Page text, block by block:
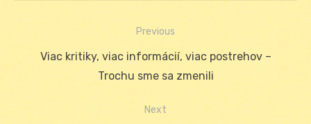
Navigácia
Previous
Previous
Viac kritiky, viac informácií, viac postrehov –
Trochu sme sa zmenili
Next